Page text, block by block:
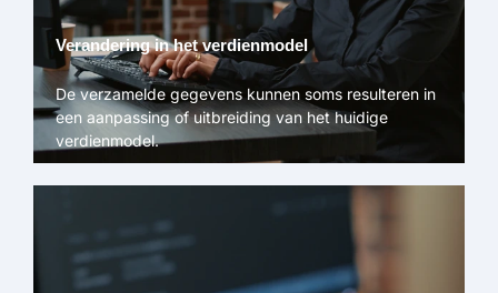
Verandering in het verdienmodel
De verzamelde gegevens kunnen soms resulteren in
een aanpassing of uitbreiding van het huidige
verdienmodel.